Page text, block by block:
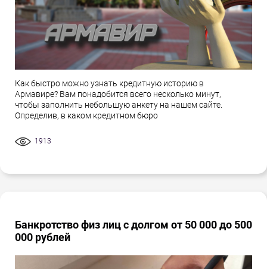
Как быстро можно узнать кредитную историю в
Армавире? Вам понадобится всего несколько минут,
чтобы заполнить небольшую анкету на нашем сайте.
Определив, в каком кредитном бюро
1913
Банкротство физ лиц с долгом от 50 000 до 500
000 рублей